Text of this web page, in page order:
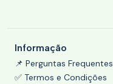
Informação
📌 Perguntas Frequentes
✅ Termos e Condições